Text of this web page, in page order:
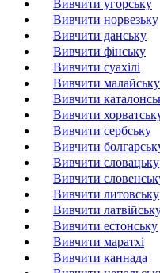
Вивчити угорську
Вивчити норвезьку
Вивчити данську
Вивчити фінську
Вивчити суахілі
Вивчити малайську
Вивчити
Вивчити
Вивчити сербську
Вивчити
Вивчити словацьку
Вивчити
Вивчити литовську
Вивчити
Вивчити естонську
Вивчити маратхі
Вивчити каннада